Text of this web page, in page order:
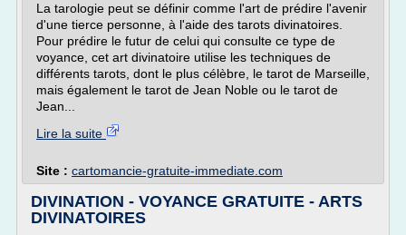
La tarologie peut se définir comme l'art de prédire l'avenir
d'une tierce personne, à l'aide des tarots divinatoires.
Pour prédire le futur de celui qui consulte ce type de
voyance, cet art divinatoire utilise les techniques de
différents tarots, dont le plus célèbre, le tarot de Marseille,
mais également le tarot de Jean Noble ou le tarot de
Jean...
Lire la suite
Site : cartomancie-gratuite-immediate.com
DIVINATION - VOYANCE GRATUITE - ARTS
DIVINATOIRES